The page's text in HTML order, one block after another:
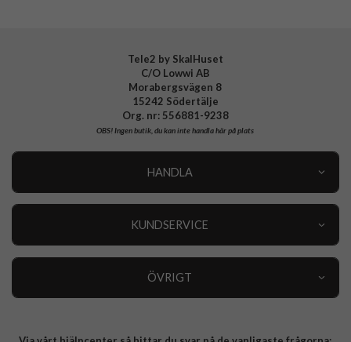
Tele2 by SkalHuset
C/O Lowwi AB
Morabergsvägen 8
15242 Södertälje
Org. nr: 556881-9238
OBS!Ingen butik, du kan inte handla här på plats
HANDLA
KUNDSERVICE
ÖVRIGT